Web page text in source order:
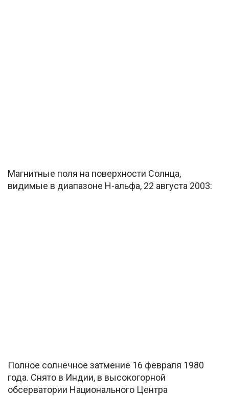
Магнитные поля на поверхности Солнца,
видимые в диапазоне H-альфа, 22 августа 2003:
Полное солнечное затмение 16 февраля 1980
года. Снято в Индии, в высокогорной
обсерватории Национального Центра